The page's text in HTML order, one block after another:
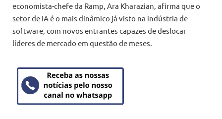
economista-chefe da Ramp, Ara Kharazian, afirma que o
setor de IA é o mais dinâmico já visto na indústria de
software, com novos entrantes capazes de deslocar
líderes de mercado em questão de meses.